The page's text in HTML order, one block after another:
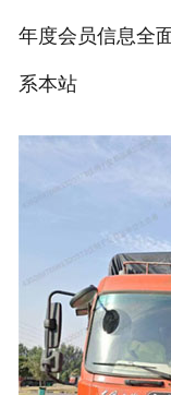
年度会员信息全
系本站